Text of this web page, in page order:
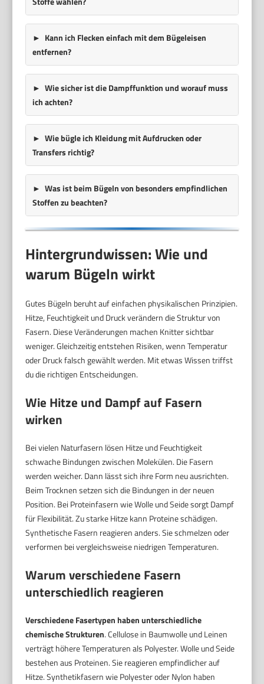
Kann ich Flecken einfach mit dem Bügeleisen
entfernen?
Wie sicher ist die Dampffunktion und worauf muss
ich achten?
Wie bügle ich Kleidung mit Aufdrucken oder
Transfers richtig?
Was ist beim Bügeln von besonders empfindlichen
Stoffen zu beachten?
Hintergrundwissen: Wie und
warum Bügeln wirkt
Gutes Bügeln beruht auf einfachen physikalischen Prinzipien.
Hitze, Feuchtigkeit und Druck verändern die Struktur von
Fasern. Diese Veränderungen machen Knitter sichtbar
weniger. Gleichzeitig entstehen Risiken, wenn Temperatur
oder Druck falsch gewählt werden. Mit etwas Wissen triffst
du die richtigen Entscheidungen.
Wie Hitze und Dampf auf Fasern
wirken
Bei vielen Naturfasern lösen Hitze und Feuchtigkeit
schwache Bindungen zwischen Molekülen. Die Fasern
werden weicher. Dann lässt sich ihre Form neu ausrichten.
Beim Trocknen setzen sich die Bindungen in der neuen
Position. Bei Proteinfasern wie Wolle und Seide sorgt Dampf
für Flexibilität. Zu starke Hitze kann Proteine schädigen.
Synthetische Fasern reagieren anders. Sie schmelzen oder
verformen bei vergleichsweise niedrigen Temperaturen.
Warum verschiedene Fasern
unterschiedlich reagieren
Verschiedene Fasertypen haben unterschiedliche
chemische Strukturen. Cellulose in Baumwolle und Leinen
verträgt höhere Temperaturen als Polyester. Wolle und Seide
bestehen aus Proteinen. Sie reagieren empfindlicher auf
Hitze. Synthetikfasern wie Polyester oder Nylon haben